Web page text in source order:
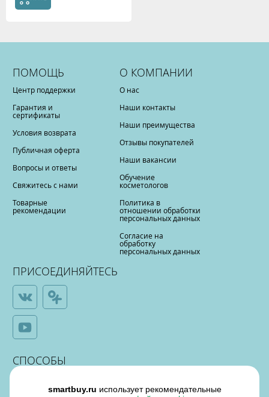
ПОМОЩЬ
Центр поддержки
Гарантия и
сертификаты
Условия возврата
Публичная оферта
Вопросы и ответы
Свяжитесь с нами
Товарные
рекомендации
О КОМПАНИИ
О нас
Наши контакты
Наши преимущества
Отзывы покупателей
Наши вакансии
Обучение
косметологов
Политика в
отношении обработки
персональных данных
Согласие на
обработку
персональных данных
ПРИСОЕДИНЯЙТЕСЬ
СПОСОБЫ
ОПЛАТЫ
smartbuy.ru использует рекомендательные